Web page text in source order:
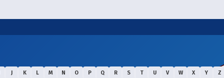
J K L M N O P Q R S T U V W X Y Z